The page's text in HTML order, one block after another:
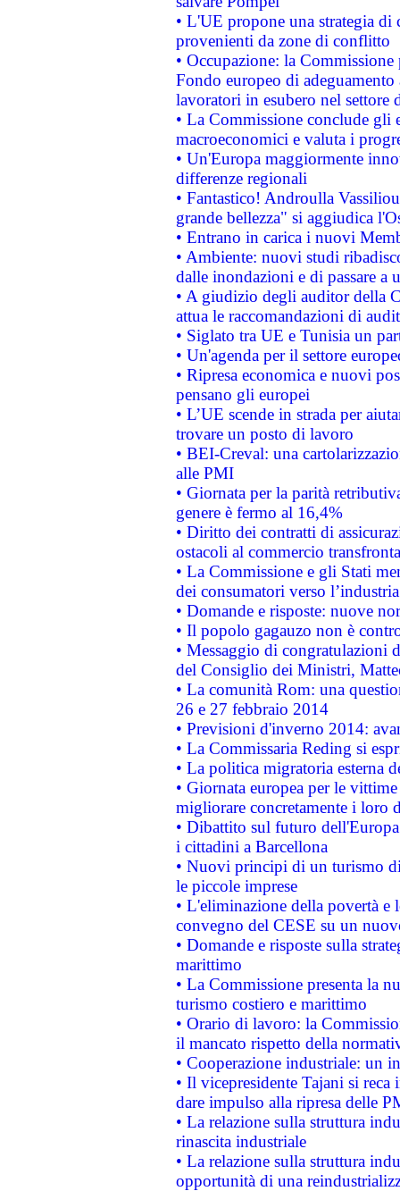
• L'UE propone una strategia
provenienti da zone di conflitto
• Occupazione: la
Fondo europeo di
lavoratori in esubero nel
• La Commissione conclude
macroeconomici e valuta i
• Un'Europa maggiormente
differenze regionali
• Fantastico! Androulla
grande bellezza" si aggiudica
• Entrano in carica i nuovi
• Ambiente: nuovi studi
dalle inondazioni e di passare a
• A giudizio degli auditor della
attua le raccomandazioni di
• Siglato tra UE e Tunisia un
• Un'agenda per il settore
• Ripresa economica e nuovi
pensano gli europei
• L’UE scende in strada per
trovare un posto di lavoro
• BEI-Creval: una
alle PMI
• Giornata per la parità
genere è fermo al 16,4%
• Diritto dei contratti di
ostacoli al commercio
• La Commissione e gli Stati
dei consumatori verso
• Domande e risposte: nuove
• Il popolo gagauzo non è
• Messaggio di congratulazioni
del Consiglio dei Ministri,
• La comunità Rom: una
26 e 27 febbraio 2014
• Previsioni d'inverno 2014:
• La Commissaria Reding si
• La politica migratoria esterna
• Giornata europea per le
migliorare concretamente i loro
• Dibattito sul futuro
i cittadini a Barcellona
• Nuovi principi di un turismo
le piccole imprese
• L'eliminazione della povertà
convegno del CESE su un
• Domande e risposte sulla
marittimo
• La Commissione presenta la
turismo costiero e marittimo
• Orario di lavoro: la
il mancato rispetto della
• Cooperazione industriale: un
• Il vicepresidente Tajani si
dare impulso alla ripresa delle
• La relazione sulla struttura
rinascita industriale
• La relazione sulla struttura
opportunità di una